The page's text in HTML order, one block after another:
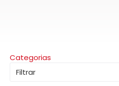
Categorias
Filtrar